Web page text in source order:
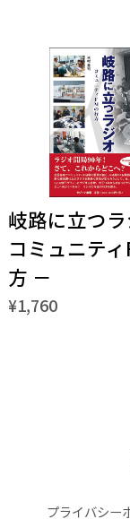
岐路に立つ
コミュニテ
方 －
¥1,760
プライバシー